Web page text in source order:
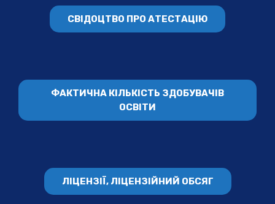
СВІДОЦТВО ПРО АТЕСТАЦІЮ
ФАКТИЧНА КІЛЬКІСТЬ ЗДОБУВАЧІВ
ОСВІТИ
ЛІЦЕНЗІЇ, ЛІЦЕНЗІЙНИЙ ОБСЯГ